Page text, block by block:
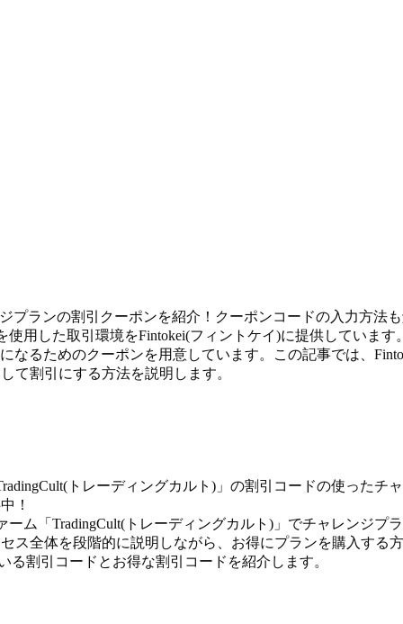
プランの割引クーポンを紹介！クーポンコードの入力方法
用した取引環境をFintokei(フィントケイ)に提供しています
るためのクーポンを用意しています。この記事では、
て割引にする方法を説明します。
トレーディングカルト)」の割引コードの使ったチ
！
ーム「TradingCult(トレーディングカルト)」でチャレンジプ
ス全体を段階的に説明しながら、お得にプランを購入する
る割引コードとお得な割引コードを紹介します。